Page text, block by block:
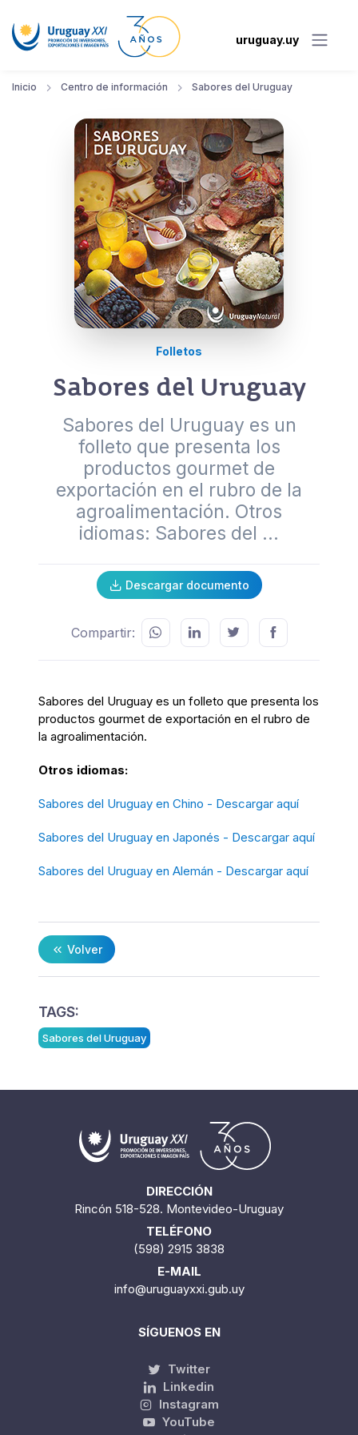
uruguay.uy
Inicio Centro de información Sabores del Uruguay
Folletos
Sabores del Uruguay
Sabores del Uruguay es un
folleto que presenta los
productos gourmet de
exportación en el rubro de la
agroalimentación. Otros
idiomas: Sabores del ...
Descargar documento
Compartir:
Sabores del Uruguay es un folleto que presenta los
productos gourmet de exportación en el rubro de
la agroalimentación.
Otros idiomas:
Sabores del Uruguay en Chino - Descargar aquí
Sabores del Uruguay en Japonés - Descargar aquí
Sabores del Uruguay en Alemán - Descargar aquí
Volver
TAGS:
Sabores del Uruguay
DIRECCIÓN
Rincón 518-528. Montevideo-Uruguay
TELÉFONO
(598) 2915 3838
E-MAIL
info@uruguayxxi.gub.uy
SÍGUENOS EN
Twitter
Linkedin
Instagram
YouTube